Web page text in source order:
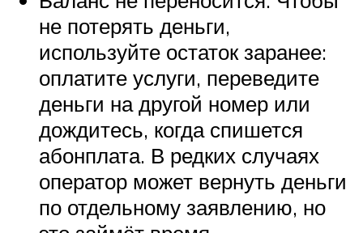
не потерять деньги,
используйте остаток заранее:
оплатите услуги, переведите
деньги на другой номер или
дождитесь, когда спишется
абонплата. В редких случаях
оператор может вернуть деньги
по отдельному заявлению, но